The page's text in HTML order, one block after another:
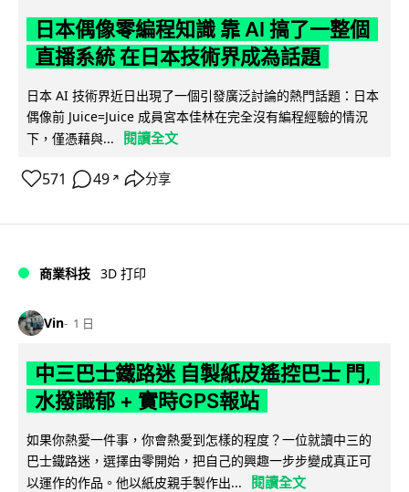
日本偶像零編程知識 靠 AI 搞了一整個
直播系統 在日本技術界成為話題
日本 AI 技術界近日出現了一個引發廣泛討論的熱門話題：日本
偶像前 Juice=Juice 成員宮本佳林在完全沒有編程經驗的情況
下，僅憑藉與...
閱讀全文
571 49 ↗ 分享
商業科技 3D 打印
Vin 1 日
中三巴士鐵路迷 自製紙皮遙控巴士 門,
水撥識郁 + 實時GPS報站
如果你熱愛一件事，你會熱愛到怎樣的程度？一位就讀中三的
巴士鐵路迷，選擇由零開始，把自己的興趣一步步變成真正可
以運作的作品。他以紙皮親手製作出...
閱讀全文